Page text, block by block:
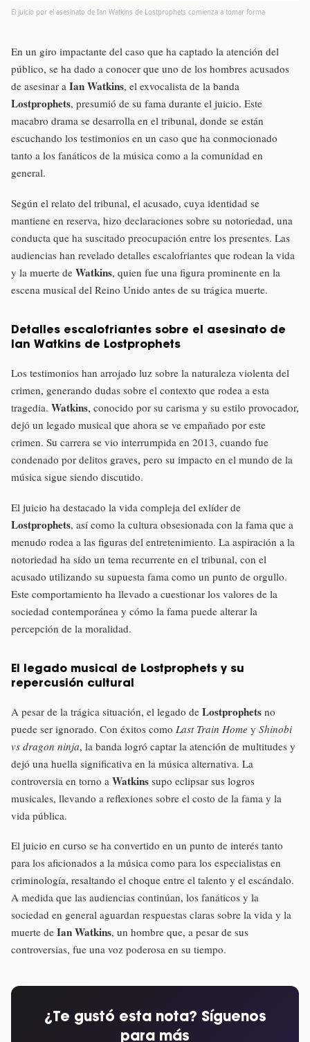
El juicio por el asesinato de Ian Watkins de Lostprophets comienza a tomar forma
En un giro impactante del caso que ha captado la atención del
público, se ha dado a conocer que uno de los hombres acusados
de asesinar a Ian Watkins, el exvocalista de la banda
Lostprophets, presumió de su fama durante el juicio. Este
macabro drama se desarrolla en el tribunal, donde se están
escuchando los testimonios en un caso que ha conmocionado
tanto a los fanáticos de la música como a la comunidad en
general.
Según el relato del tribunal, el acusado, cuya identidad se
mantiene en reserva, hizo declaraciones sobre su notoriedad, una
conducta que ha suscitado preocupación entre los presentes. Las
audiencias han revelado detalles escalofriantes que rodean la vida
y la muerte de Watkins, quien fue una figura prominente en la
escena musical del Reino Unido antes de su trágica muerte.
Detalles escalofriantes sobre el asesinato de
Ian Watkins de Lostprophets
Los testimonios han arrojado luz sobre la naturaleza violenta del
crimen, generando dudas sobre el contexto que rodea a esta
tragedia. Watkins, conocido por su carisma y su estilo provocador,
dejó un legado musical que ahora se ve empañado por este
crimen. Su carrera se vio interrumpida en 2013, cuando fue
condenado por delitos graves, pero su impacto en el mundo de la
música sigue siendo discutido.
El juicio ha destacado la vida compleja del exlíder de
Lostprophets, así como la cultura obsesionada con la fama que a
menudo rodea a las figuras del entretenimiento. La aspiración a la
notoriedad ha sido un tema recurrente en el tribunal, con el
acusado utilizando su supuesta fama como un punto de orgullo.
Este comportamiento ha llevado a cuestionar los valores de la
sociedad contemporánea y cómo la fama puede alterar la
percepción de la moralidad.
El legado musical de Lostprophets y su
repercusión cultural
A pesar de la trágica situación, el legado de Lostprophets no
puede ser ignorado. Con éxitos como Last Train Home y Shinobi
vs dragon ninja, la banda logró captar la atención de multitudes y
dejó una huella significativa en la música alternativa. La
controversia en torno a Watkins supo eclipsar sus logros
musicales, llevando a reflexiones sobre el costo de la fama y la
vida pública.
El juicio en curso se ha convertido en un punto de interés tanto
para los aficionados a la música como para los especialistas en
criminología, resaltando el choque entre el talento y el escándalo.
A medida que las audiencias continúan, los fanáticos y la
sociedad en general aguardan respuestas claras sobre la vida y la
muerte de Ian Watkins, un hombre que, a pesar de sus
controversias, fue una voz poderosa en su tiempo.
¿Te gustó esta nota? Síguenos
para más